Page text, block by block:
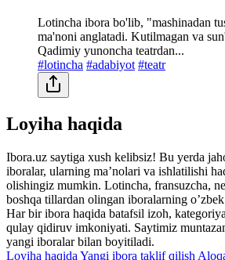
Lotincha ibora bo'lib, "mashinadan
ma'noni anglatadi. Kutilmagan va
Qadimiy yunoncha teatrdan...
#lotincha #adabiyot #teatr
Loyiha haqida
Ibora.uz saytiga xush kelibsiz! Bu yerda
iboralar, ularning maʼnolari va ishlatilishi
olishingiz mumkin. Lotincha, fransuzcha,
boshqa tillardan olingan iboralarning
Har bir ibora haqida batafsil izoh,
qulay qidiruv imkoniyati. Saytimiz
yangi iboralar bilan boyitiladi.
Loyiha haqida Yangi ibora taklif qilish